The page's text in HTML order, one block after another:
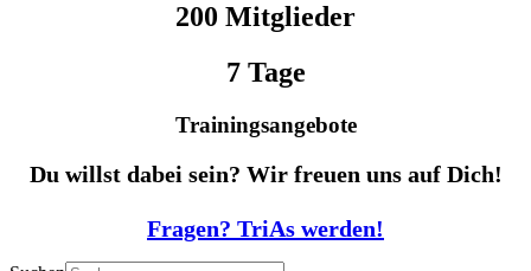
200 Mitglieder
7 Tage
Trainingsangebote
Du willst dabei sein? Wir freuen uns auf Dich!
Fragen? TriAs werden!